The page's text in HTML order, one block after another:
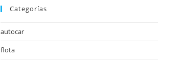
Categorías
autocar
flota